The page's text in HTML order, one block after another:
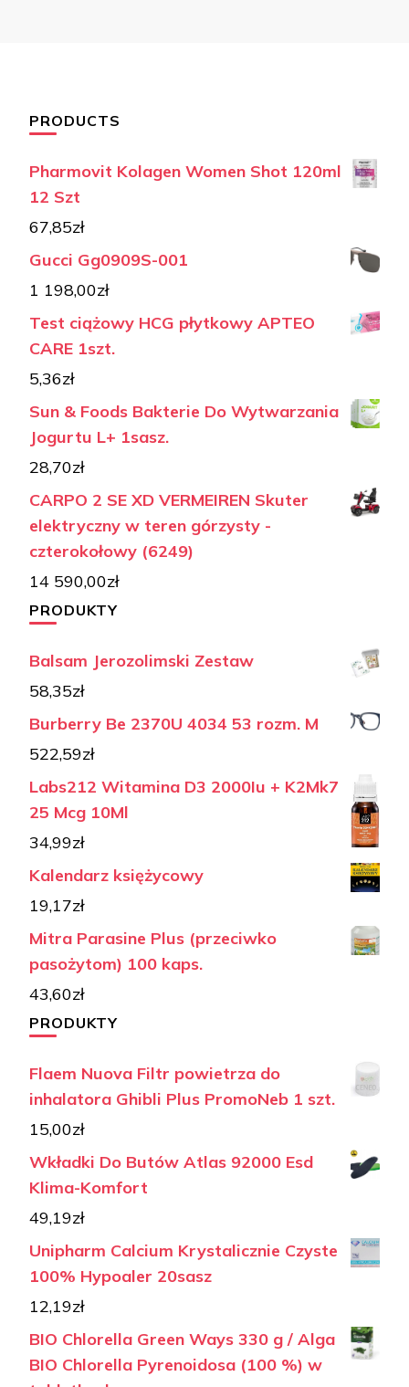
PRODUCTS
Pharmovit Kolagen Women Shot 120ml
12 Szt
67,85zł
Gucci Gg0909S-001
1 198,00zł
Test ciążowy HCG płytkowy APTEO
CARE 1szt.
5,36zł
Sun & Foods Bakterie Do Wytwarzania
Jogurtu L+ 1sasz.
28,70zł
CARPO 2 SE XD VERMEIREN Skuter
elektryczny w teren górzysty -
czterokołowy (6249)
14 590,00zł
PRODUKTY
Balsam Jerozolimski Zestaw
58,35zł
Burberry Be 2370U 4034 53 rozm. M
522,59zł
Labs212 Witamina D3 2000Iu + K2Mk7
25 Mcg 10Ml
34,99zł
Kalendarz księżycowy
19,17zł
Mitra Parasine Plus (przeciwko
pasożytom) 100 kaps.
43,60zł
PRODUKTY
Flaem Nuova Filtr powietrza do
inhalatora Ghibli Plus PromoNeb 1 szt.
15,00zł
Wkładki Do Butów Atlas 92000 Esd
Klima-Komfort
49,19zł
Unipharm Calcium Krystalicznie Czyste
100% Hypoaler 20sasz
12,19zł
BIO Chlorella Green Ways 330 g / Alga
BIO Chlorella Pyrenoidosa (100 %) w